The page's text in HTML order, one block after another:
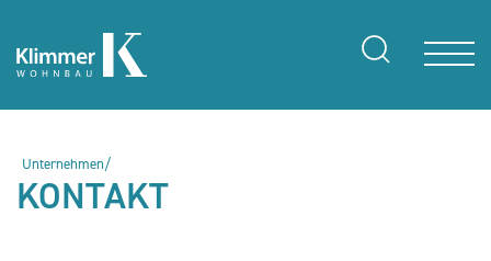
Unternehmen/
KONTAKT